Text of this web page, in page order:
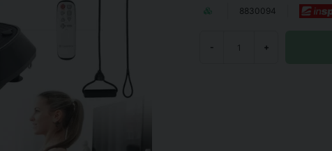
8830094
- +